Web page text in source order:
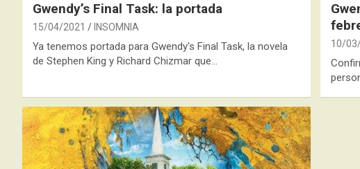
Gwendy’s Final Task: la portada
15/04/2021 INSOMNIA
Ya tenemos portada para Gwendy's Final Task, la novela
de Stephen King y Richard Chizmar que…
10/